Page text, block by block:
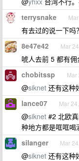
terrysnake
有去过的说一下吗
8e47e42 Mar
唬人去前 5 都有佣
chobitssp Mar
@siknet 还有这种
lance07 Mar
@siknet #2 北欧
种地方都是哐哐喝
silanger Mar
@siknet 还有这种